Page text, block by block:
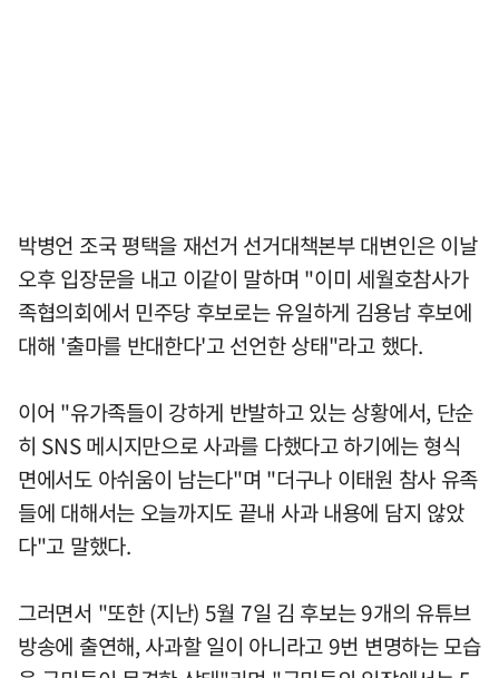
박병언 조국 평택을 재선거 선거대책본부 대변인은 이날
오후 입장문을 내고 이같이 말하며 "이미 세월호참사가
족협의회에서 민주당 후보로는 유일하게 김용남 후보에
대해 '출마를 반대한다'고 선언한 상태"라고 했다.
이어 "유가족들이 강하게 반발하고 있는 상황에서, 단순
히 SNS 메시지만으로 사과를 다했다고 하기에는 형식
면에서도 아쉬움이 남는다"며 "더구나 이태원 참사 유족
들에 대해서는 오늘까지도 끝내 사과 내용에 담지 않았
다"고 말했다.
그러면서 "또한 (지난) 5월 7일 김 후보는 9개의 유튜브
방송에 출연해, 사과할 일이 아니라고 9번 변명하는 모습